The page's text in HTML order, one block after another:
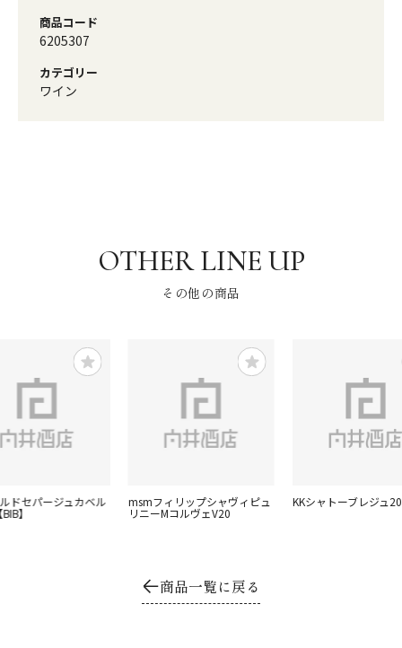
商品コード
6205307
カテゴリー
ワイン
その他の商品
ドセパージュカベル
】
msmフィリップシャヴィピュ
リニーMコルヴェV20
KKシャトーブレジュ
商品一覧に戻る